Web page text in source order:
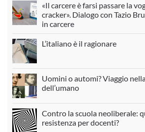
«Il carcere è farsi passare la
cracker». Dialogo con Tazio
in carcere
L’italiano è il ragionare
Uomini o automi? Viaggio
dell’umano
Contro la scuola neoliberale:
resistenza per docenti?